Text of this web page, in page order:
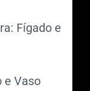
Fígado e
e Vaso